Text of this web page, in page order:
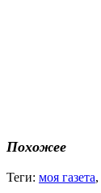
Похожее
Теги: моя газета,